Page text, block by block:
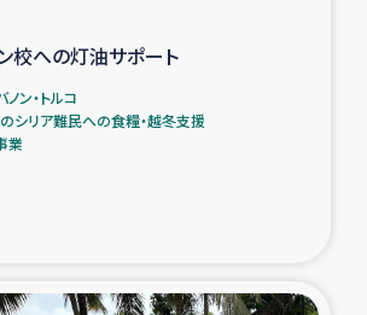
でのシリア難民への教育支援事業
海外ルーツの市民との共生
ン校への灯油サポート
ノン・トルコ
シリア難民への食糧・越冬支援
業